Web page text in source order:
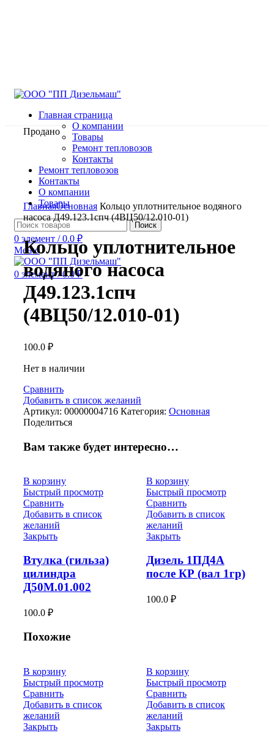
Главная страница
О компании
Товары
Ремонт тепловозов
Контакты
Ремонт тепловозов
Контакты
О компании
Товары
Поиск
0 элемент / 0.0 ₽
Меню
0 элемент / 0.0₽
Продано
Нажмите, чтобы увеличить
ГлавнаяОсновная Кольцо уплотнительное водяного
насоса Д49.123.1спч (4ВЦ50/12.010-01)
Кольцо уплотнительное
водяного насоса
Д49.123.1спч
(4ВЦ50/12.010-01)
100.0 ₽
Нет в наличии
Сравнить
Добавить в список желаний
Артикул: 00000004716 Категория: Основная
Поделиться
Вам также будет интересно…
В корзину
Быстрый просмотр
Сравнить
Добавить в список
желаний
Закрыть
Втулка (гильза)
цилиндра
Д50М.01.002
100.0 ₽
В корзину
Быстрый просмотр
Сравнить
Добавить в список
желаний
Закрыть
Дизель 1ПД4А
после КР (вал 1гр)
100.0 ₽
Похожие
В корзину
Быстрый просмотр
Сравнить
Добавить в список
желаний
Закрыть
В корзину
Быстрый просмотр
Сравнить
Добавить в список
желаний
Закрыть